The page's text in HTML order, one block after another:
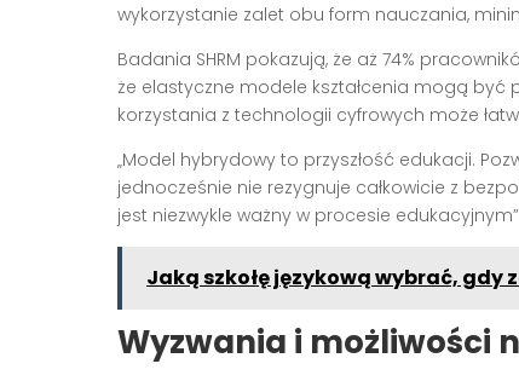
wykorzystanie zalet obu form nauczania,
Badania SHRM pokazują, że aż 74%
że elastyczne modele kształcenia mogą być
korzystania z technologii cyfrowych może
„Model hybrydowy to przyszłość edukacji.
jednocześnie nie rezygnuje całkowicie z
jest niezwykle ważny w procesie
Jaką szkołę językową wybrać, gdy
Wyzwania i możliwości